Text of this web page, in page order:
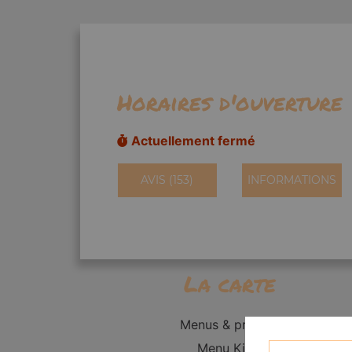
Horaires d'ouverture
Actuellement fermé
AVIS (153) INFORMATIONS
La carte
Menus & promos
Menu Kid's